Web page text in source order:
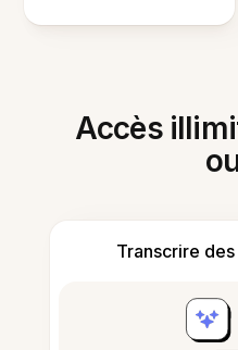
Accès
Transcrire